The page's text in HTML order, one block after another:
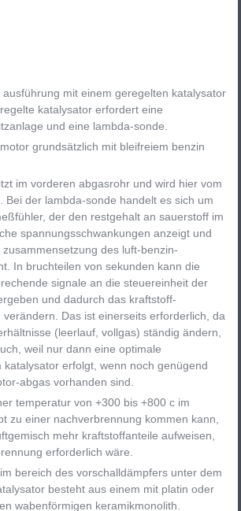
mit einem geregelten katalysator
katalysator erfordert eine
und eine lambda-sonde.
grundsätzlich mit bleifreiem benzin
im vorderen abgasrohr und wird hier vom
Bei der lambda-sonde handelt es sich um
der den restgehalt an sauerstoff im
spannungsschwankungen anzeigt und
des luft-benzin-
In bruchteilen von sekunden kann die
signale an die steuereinheit der
und dadurch das kraftstoff-
verändern. Das ist einerseits erforderlich, da
(leerlauf, vollgas) ständig ändern,
weil nur dann eine optimale
katalysator erfolgt, wenn noch genügend
abgas vorhanden sind.
temperatur von +300 bis +800 c im
zu einer nachverbrennung kommen kann,
mehr kraftstoffanteile aufweisen,
erforderlich wäre.
bereich des vorschalldämpfers unter dem
besteht aus einem mit platin oder
wabenförmigen keramikmonolith.